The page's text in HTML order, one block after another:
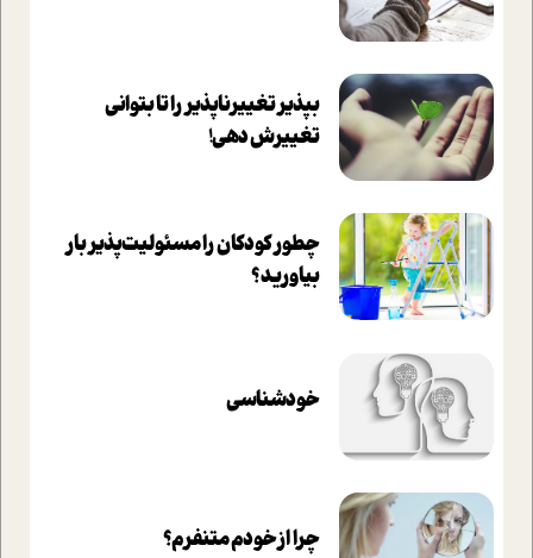
بپذير تغييرناپذير را تا بتواني
تغييرش دهي!‏
چطور کودکان را مسئولیت‌پذیر بار
بیاورید؟
خودشناسی
چرا از خودم متنفرم؟